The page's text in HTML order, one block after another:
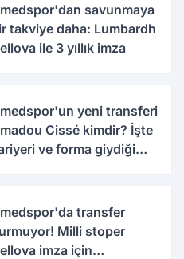
savunmaya
takviye daha: Lumbardh
ile 3 yıllık imza
yeni transferi
Cissé kimdir? İşte
ve forma giydiği
transfer
Milli stoper
imza için